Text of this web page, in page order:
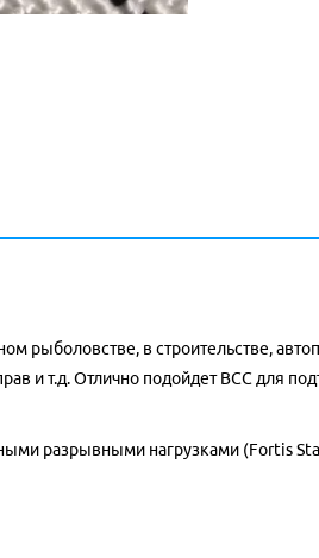
рыболовстве, в строительстве,
и т.д.Отлично подойдет ВСС для
разрывными нагрузками (Fortis